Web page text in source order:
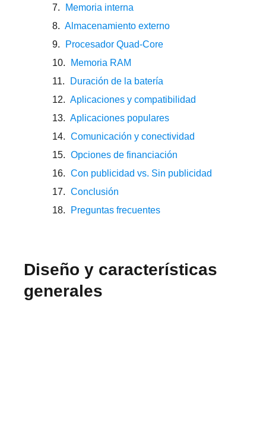
Memoria interna
Almacenamiento externo
Procesador Quad-Core
Memoria RAM
Duración de la batería
Aplicaciones y compatibilidad
Aplicaciones populares
Comunicación y conectividad
Opciones de financiación
Con publicidad vs. Sin publicidad
Conclusión
Preguntas frecuentes
Diseño y características
generales